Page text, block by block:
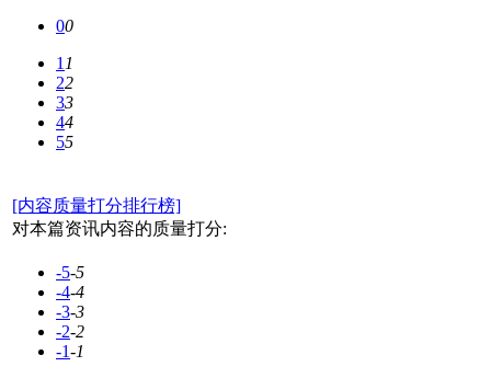
00
11
22
33
44
55
[内容质量打分排行榜]
对本篇资讯内容的质量打分:
-5-5
-4-4
-3-3
-2-2
-1-1